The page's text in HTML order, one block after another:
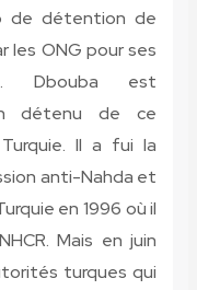
de détention de
les ONG pour ses
Dbouba est
détenu de ce
Il a fui la
anti-Nahda et
en 1996 où il
Mais en juin
turques qui